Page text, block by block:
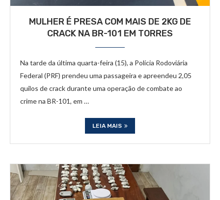
MULHER É PRESA COM MAIS DE 2KG DE
CRACK NA BR-101 EM TORRES
Na tarde da última quarta-feira (15), a Polícia Rodoviária
Federal (PRF) prendeu uma passageira e apreendeu 2,05
quilos de crack durante uma operação de combate ao
crime na BR-101, em …
LEIA MAIS